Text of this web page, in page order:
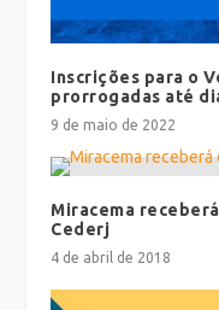
Inscrições para o
prorrogadas até
9 de maio de 2022
Miracema
Cederj
4 de abril de 2018